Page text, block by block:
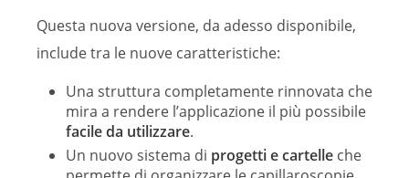
Questa nuova versione, da adesso disponibile,
include tra le nuove caratteristiche:
Una struttura completamente rinnovata che
mira a rendere l’applicazione il più possibile
facile da utilizzare.
Un nuovo sistema di progetti e cartelle che